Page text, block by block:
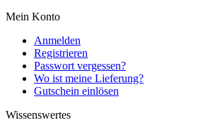
Mein Konto
Anmelden
Registrieren
Passwort vergessen?
Wo ist meine Lieferung?
Gutschein einlösen
Wissenswertes